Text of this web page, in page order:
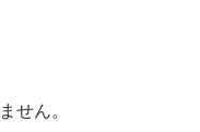
せん。